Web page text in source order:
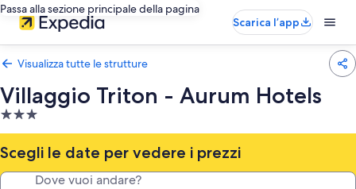
Passa alla sezione principale della pagina
Scarica l’app
Visualizza tutte le strutture
Villaggio Triton - Aurum Hotels
Struttura
a
3.0
stelle
Scegli le date per vedere i prezzi
Dove vuoi andare?